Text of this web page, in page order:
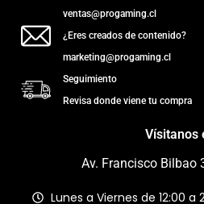
ventas@progaming.cl
¿Eres creados de contenido?
marketing@progaming.cl
Seguimiento
Revisa donde viene tu compra
Vísitanos
Av. Francisco Bilbao
Lunes a Viernes de 12:00 a